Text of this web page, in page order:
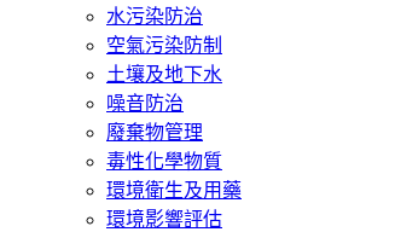
水污染防治
空氣污染防制
土壤及地下水
噪音防治
廢棄物管理
毒性化學物質
環境衛生及用藥
環境影響評估